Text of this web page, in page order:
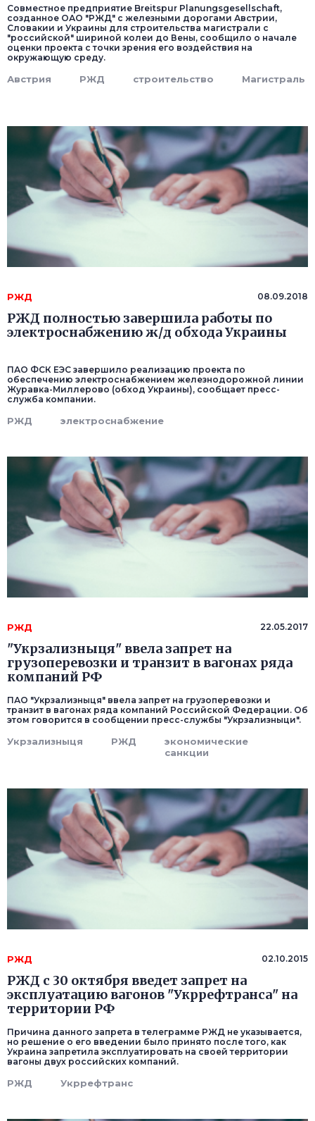
Совместное предприятие Breitspur Planungsgesellschaft,
созданное ОАО "РЖД" с железными дорогами Австрии,
Словакии и Украины для строительства магистрали с
"российской" шириной колеи до Вены, сообщило о начале
оценки проекта с точки зрения его воздействия на
окружающую среду.
Австрия РЖД строительство Магистраль
РЖД 08.09.2018
РЖД полностью завершила работы по
электроснабжению ж/д обхода Украины
ПАО ФСК ЕЭС завершило реализацию проекта по
обеспечению электроснабжением железнодорожной линии
Журавка-Миллерово (обход Украины), сообщает пресс-
служба компании.
РЖД электроснабжение
РЖД 22.05.2017
"Укрзализныця" ввела запрет на
грузоперевозки и транзит в вагонах ряда
компаний РФ
ПАО "Укрзализныця" ввела запрет на грузоперевозки и
транзит в вагонах ряда компаний Российской Федерации. Об
этом говорится в сообщении пресс-службы "Укрзализныци".
Укрзализныця РЖД
экономические
санкции
РЖД 02.10.2015
РЖД с 30 октября введет запрет на
эксплуатацию вагонов "Укррефтранса" на
территории РФ
Причина данного запрета в телеграмме РЖД не указывается,
но решение о его введении было принято после того, как
Украина запретила эксплуатировать на своей территории
вагоны двух российских компаний.
РЖД Укррефтранс